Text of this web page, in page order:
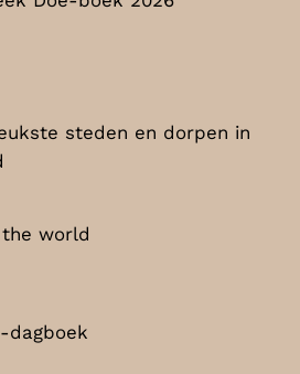
steden en dorpen in
world
dagboek